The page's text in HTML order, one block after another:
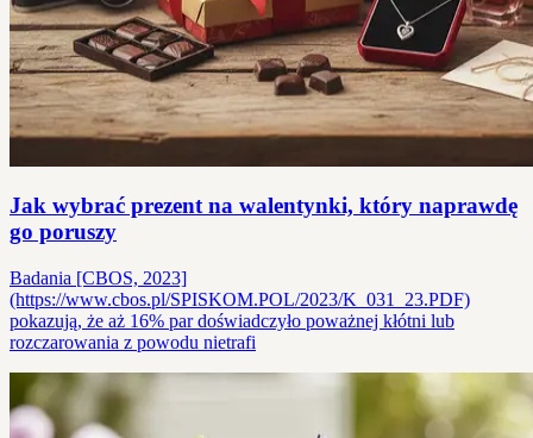
Jak wybrać prezent na walentynki, który naprawdę
go poruszy
Badania [CBOS, 2023]
(https://www.cbos.pl/SPISKOM.POL/2023/K_031_23.PDF)
pokazują, że aż 16% par doświadczyło poważnej kłótni lub
rozczarowania z powodu nietrafi